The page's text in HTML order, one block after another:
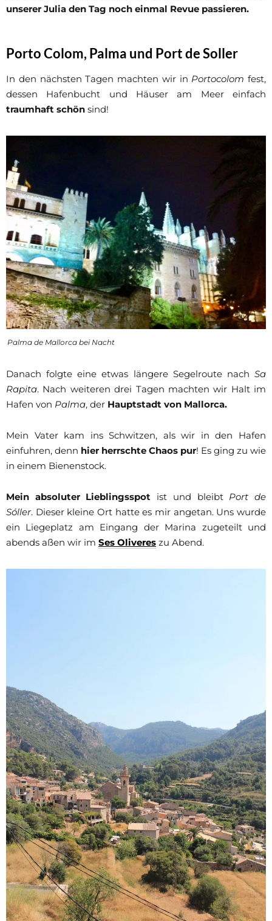
unserer Julia den Tag noch einmal Revue passieren.
Porto Colom, Palma und Port de Soller
In den nächsten Tagen machten wir in Portocolom fest,
dessen Hafenbucht und Häuser am Meer einfach
traumhaft schön sind!
Palma de Mallorca bei Nacht
Danach folgte eine etwas längere Segelroute nach Sa
Rapita. Nach weiteren drei Tagen machten wir Halt im
Hafen von Palma, der Hauptstadt von Mallorca.
Mein Vater kam ins Schwitzen, als wir in den Hafen
einfuhren, denn hier herrschte Chaos pur! Es ging zu wie
in einem Bienenstock.
Mein absoluter Lieblingsspot ist und bleibt Port de
Sóller. Dieser kleine Ort hatte es mir angetan. Uns wurde
ein Liegeplatz am Eingang der Marina zugeteilt und
abends aßen wir im Ses Oliveres zu Abend.